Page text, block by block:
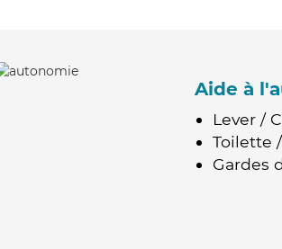
Aide à
Lever /
Toilette
Gardes